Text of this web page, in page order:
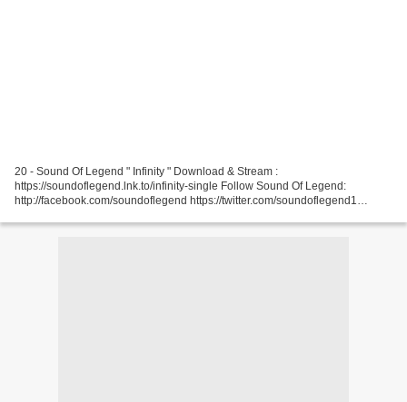
20 - Sound Of Legend " Infinity " Download & Stream :
https://soundoflegend.lnk.to/infinity-single Follow Sound Of Legend:
http://facebook.com/soundoflegend https://twitter.com/soundoflegend1